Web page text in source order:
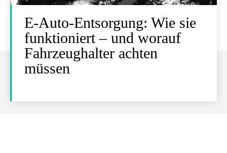
E-Auto-Entsorgung: Wie sie
funktioniert – und worauf
Fahrzeughalter achten
müssen